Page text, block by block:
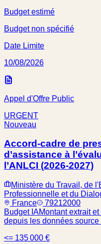
Budget estimé
Budget non spécifié
Date Limite
10/08/2026
Appel d'Offre Public
URGENT
Nouveau
Accord-cadre de
d’assistance à
l’ANLCI (2026-2027)
Ministère du Travail, de
Professionnelle et du
France
79212000
Budget IAMontant extrait
depuis les données
<= 135 000 €